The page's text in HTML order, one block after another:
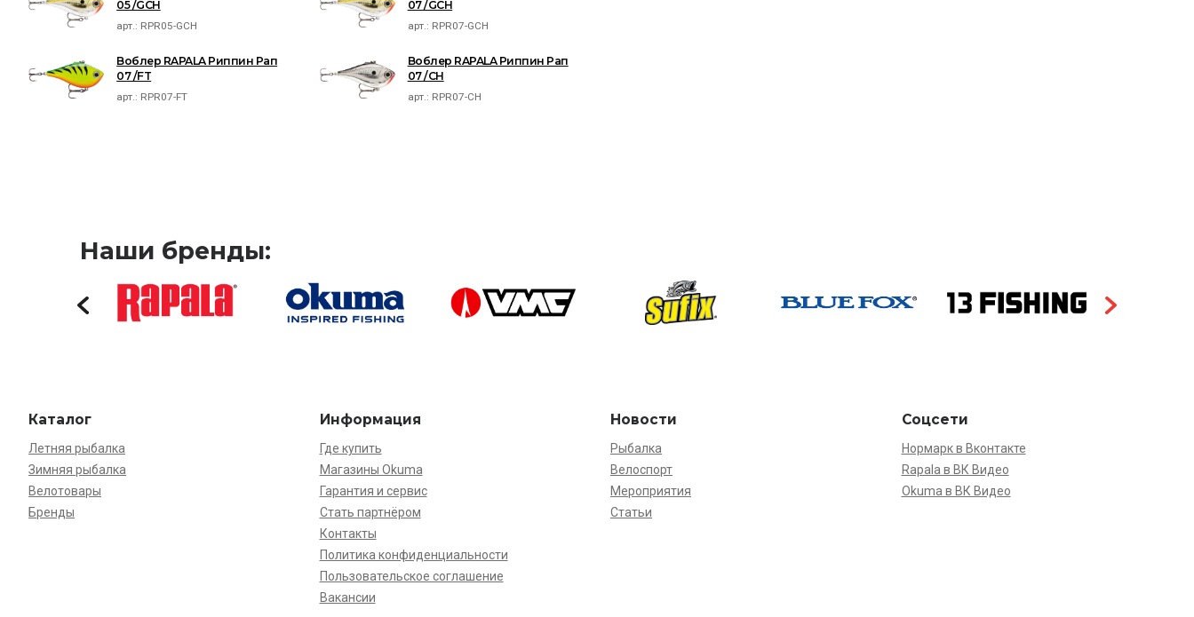
05 /GCH
арт.: RPR05-GCH
07 /GCH
арт.: RPR07-GCH
Воблер RAPALA Риппин Рап
07 /FT
арт.: RPR07-FT
Воблер RAPALA Риппин Рап
07 /CH
арт.: RPR07-CH
Наши бренды:
Каталог
Летняя рыбалка
Зимняя рыбалка
Велотовары
Бренды
Информация
Где купить
Магазины Okuma
Гарантия и сервис
Стать партнёром
Контакты
Политика конфиденциальности
Пользовательское соглашение
Вакансии
Новости
Рыбалка
Велоспорт
Мероприятия
Статьи
Соцсети
Нормарк в Вконтакте
Rapala в ВК Видео
Okuma в ВК Видео